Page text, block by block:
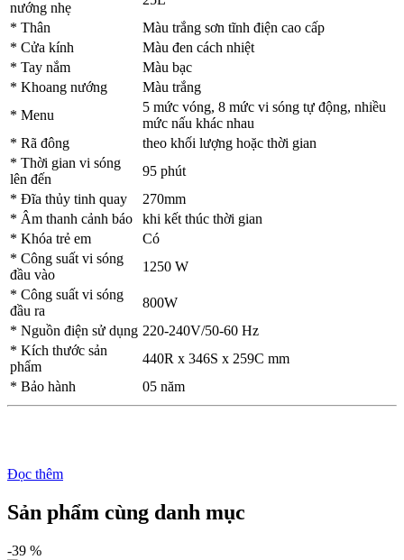
nướng nhẹ
* Thân
Màu trắng sơn tĩnh điện cao cấp
* Cửa kính
Màu đen cách nhiệt
* Tay nắm
Màu bạc
* Khoang nướng
Màu trắng
* Menu
5 mức vóng, 8 mức vi sóng tự động, nhiều
mức nấu khác nhau
* Rã đông
theo khối lượng hoặc thời gian
* Thời gian vi sóng
lên đến
95 phút
* Đĩa thủy tinh quay
270mm
* Âm thanh cảnh báo
khi kết thúc thời gian
* Khóa trẻ em
Có
* Công suất vi sóng
đầu vào
1250 W
* Công suất vi sóng
đầu ra
800W
* Nguồn điện sử dụng 220-240V/50-60 Hz
* Kích thước sản
phẩm
440R x 346S x 259C mm
* Bảo hành
05 năm
Đọc thêm
Sản phẩm cùng danh mục
-39 %